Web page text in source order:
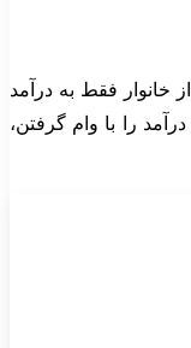
مصرف و پس‌انداز خانوار فقط به درآمد
را با وام گرفتن،